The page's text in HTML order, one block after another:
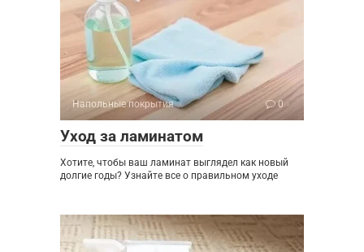
Напольные покрытия 0
Уход за ламинатом
Хотите, чтобы ваш ламинат выглядел как новый
долгие годы? Узнайте все о правильном уходе